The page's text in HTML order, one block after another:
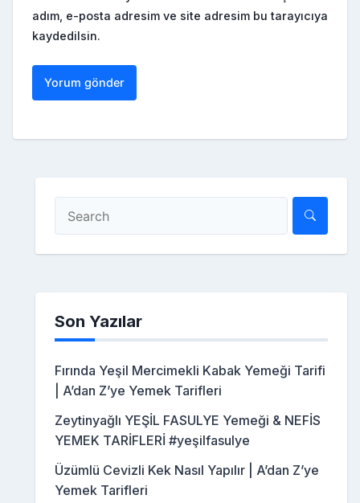
adım, e-posta adresim ve site adresim bu tarayıcıya
kaydedilsin.
Son Yazılar
Fırında Yeşil Mercimekli Kabak Yemeği Tarifi
| A’dan Z’ye Yemek Tarifleri
Zeytinyağlı YEŞİL FASULYE Yemeği & NEFİS
YEMEK TARİFLERİ #yeşilfasulye
Üzümlü Cevizli Kek Nasıl Yapılır | A’dan Z’ye
Yemek Tarifleri